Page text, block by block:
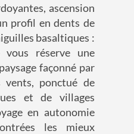
ascension
profil en dents de
basaltiques :
vous réserve une
façonné par
ponctué de
et de villages
en autonomie
les mieux